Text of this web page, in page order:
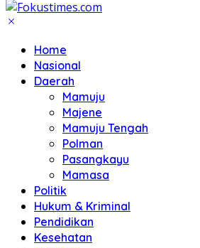
Home
Nasional
Daerah
Mamuju
Majene
Mamuju Tengah
Polman
Pasangkayu
Mamasa
Politik
Hukum & Kriminal
Pendidikan
Kesehatan